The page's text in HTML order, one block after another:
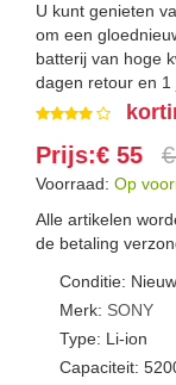
U kunt genieten
om een
batterij van hoge
dagen retour en 1
Prijs:€ 55
Voorraad: Op
Alle artikelen
de betaling
Conditie: Nieuw
Merk: SONY
Type: Li-ion
Capaciteit: